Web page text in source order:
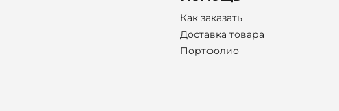
Как заказать
Доставка товара
Портфолио